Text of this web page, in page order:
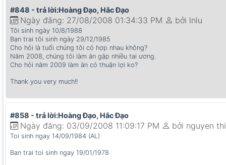
#848 - trả lời:Hoàng Đạo, Hắc Đạo
Ngày đăng: 27/08/2008 01:34:33 PM bởi lnlu
Tôi sinh ngày 10/8/1988
Bạn trai tôi sinh ngày 29/12/1985
Cho hỏi là tuổi chúng tôi có hợp nhau không?
Năm 2008, chúng tôi làm ăn gặp nhiều tai ương.
Cho hỏi năm 2009 làm ăn có thuận lợi ko?
Thank you very much!!
#858 - trả lời:Hoàng Đạo, Hắc Đạo
Ngày đăng: 03/09/2008 11:09:17 PM bởi nguyen
Toi sinh ngay 14/09/1984 (AL)
Ban trai toi sinh ngay 19/01/1978